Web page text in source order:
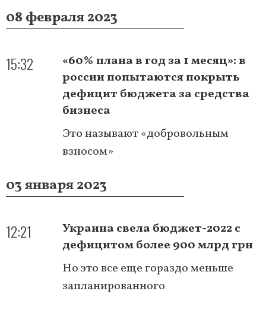
08 февраля 2023
15:32
«60% плана в год за 1 месяц»: в
россии попытаются покрыть
дефицит бюджета за средства
бизнеса
Это называют «добровольным
взносом»
03 января 2023
12:21
Украина свела бюджет-2022 с
дефицитом более 900 млрд грн
Но это все еще гораздо меньше
запланированного